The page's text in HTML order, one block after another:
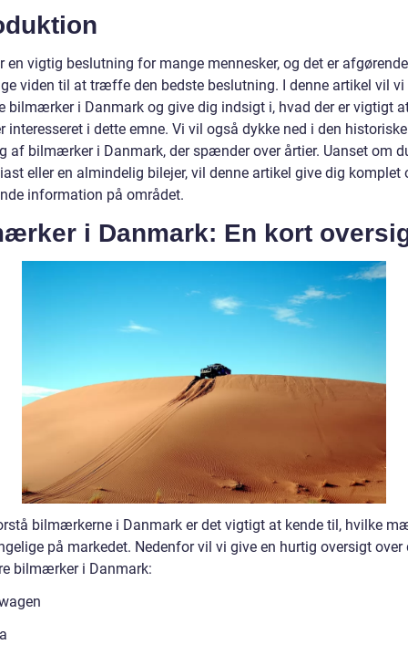
en vigtig beslutning for mange mennesker, og det er
viden til at træffe den bedste beslutning. I denne artikel vil vi
bilmærker i Danmark og give dig indsigt i, hvad der er vigtigt
interesseret i dette emne. Vi vil også dykke ned i den historiske
af bilmærker i Danmark, der spænder over årtier. Uanset om
eller en almindelig bilejer, vil denne artikel give dig komplet
information på området.
i Danmark: En kort
bilmærkerne i Danmark er det vigtigt at kende til, hvilke
på markedet. Nedenfor vil vi give en hurtig oversigt over
bilmærker i Danmark: